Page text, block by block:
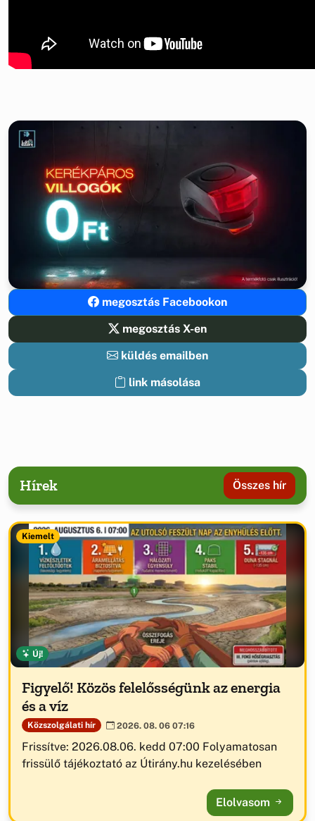
megosztás Facebookon
megosztás X-en
küldés emailben
link másolása
Hírek Összes hír
Kiemelt
Új!
Figyelő! Közös felelősségünk az energia
és a víz
Közszolgálati hír 2026. 08. 06 07:16
Frissítve: 2026.08.06. kedd 07:00 Folyamatosan
frissülő tájékoztató az Útirány.hu kezelésében
Elolvasom